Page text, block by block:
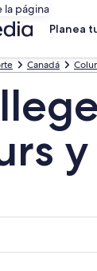
la página
Planea
Canadá